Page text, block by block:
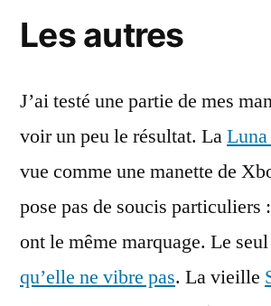
Les autres
J’ai testé une partie de mes
voir un peu le résultat. La
vue comme une manette de
pose pas de soucis particuliers
ont le même marquage. Le
qu’elle ne vibre pas. La vieille